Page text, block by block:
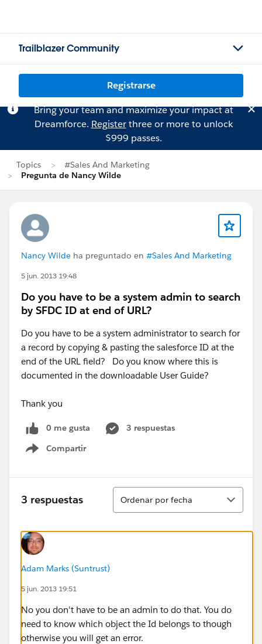
Trailblazer Community
Registrarse
Bring your team and maximize your impact at
Dreamforce. Registerthree or more to unlock
$999 passes.
Topics
#Sales And Marketing
Pregunta de Nancy Wilde
Nancy Wilde ha preguntado en #Sales And Marketing
5 jun. 2013 19:48
Do you have to be a system admin to search
by SFDC ID at end of URL?
Do you have to be a system administrator to search for
a record by copying & pasting the salesforce ID at the
end of the URL field? Do you know where this is
documented in the downloadable User Guide?
Thank you
0 me gusta
3 respuestas
Compartir
Show menu
3 respuestas
Ordenar
Ordenar por fecha
Adam Marks (Suntrust)
5 jun. 2013 19:51
No you don't have to be an admin to do that. You do
need to know which object the Id belongs to though
otherwise you will get an error.